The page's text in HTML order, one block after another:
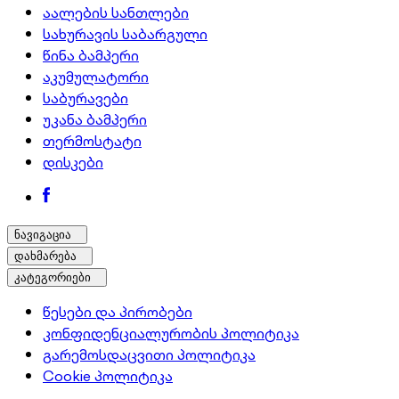
აალების სანთლები
სახურავის საბარგული
წინა ბამპერი
აკუმულატორი
საბურავები
უკანა ბამპერი
თერმოსტატი
დისკები
ნავიგაცია
დახმარება
კატეგორიები
წესები და პირობები
კონფიდენციალურობის პოლიტიკა
გარემოსდაცვითი პოლიტიკა
Cookie პოლიტიკა